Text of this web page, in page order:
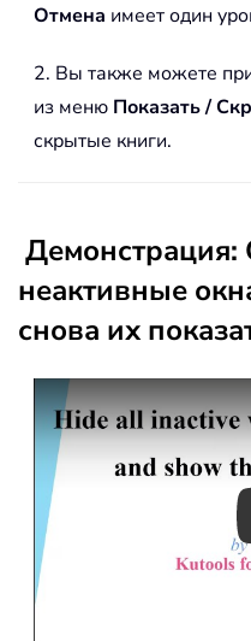
Отмена имеет один
2. Вы также можете
из меню Показать /
скрытые книги.
Демонстрация:
неактивные
снова их